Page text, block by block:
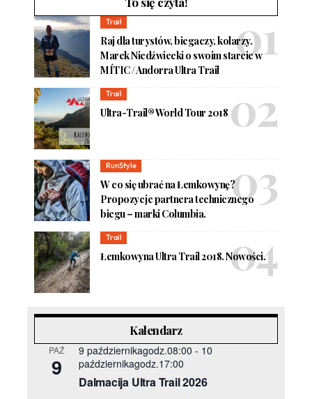
Trail
Raj dla turystów, biegaczy, kolarzy.
Marek Niedźwiecki o swoim starcie w
MÍTIC / Andorra Ultra Trail
Trail
Ultra-Trail® World Tour 2018
RunStyle
W co się ubrać na Łemkowynę?
Propozycje partnera technicznego
biegu – marki Columbia.
Trail
Łemkowyna Ultra Trail 2018. Nowości.
Kalendarz
PAŹ
9
9 październikagodz.08:00 - 10
październikagodz.17:00
Dalmacija Ultra Trail 2026